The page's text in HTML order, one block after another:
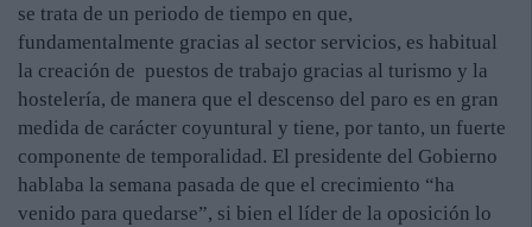
se trata de un periodo de tiempo en que,
fundamentalmente gracias al sector servicios, es habitual
la creación de puestos de trabajo gracias al turismo y la
hostelería, de manera que el descenso del paro es en gran
medida de carácter coyuntural y tiene, por tanto, un fuerte
componente de temporalidad. El presidente del Gobierno
hablaba la semana pasada de que el crecimiento “ha
venido para quedarse”, si bien el líder de la oposición lo